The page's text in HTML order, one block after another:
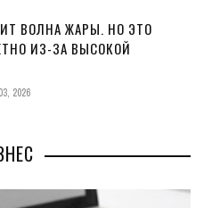
ВОЛНА ЖАРЫ. НО ЭТО
ИЗ-ЗА ВЫСОКОЙ
2026